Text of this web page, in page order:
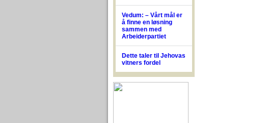
Vedum: – Vårt mål er
å finne en løsning
sammen med
Arbeiderpartiet
Dette taler til Jehovas
vitners fordel